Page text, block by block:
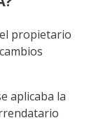
propietario
aplicaba la